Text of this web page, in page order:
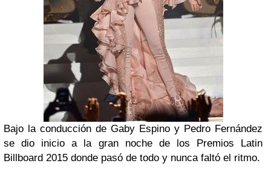
Bajo la conducción de Gaby Espino y Pedro Fernández
se dio inicio a la gran noche de los Premios Latin
Billboard 2015 donde pasó de todo y nunca faltó el ritmo.